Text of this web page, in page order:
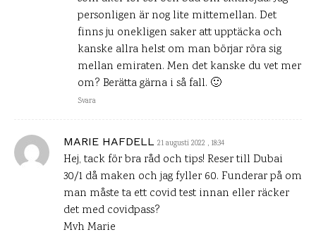
personligen är nog lite mittemellan. Det
finns ju onekligen saker att upptäcka och
kanske allra helst om man börjar röra sig
mellan emiraten. Men det kanske du vet mer
om? Berätta gärna i så fall. 🙂
Svara
MARIE HAFDELL 21 augusti 2022 , 18:34
Hej, tack för bra råd och tips! Reser till Dubai
30/1 då maken och jag fyller 60. Funderar på om
man måste ta ett covid test innan eller räcker
det med covidpass?
Mvh Marie